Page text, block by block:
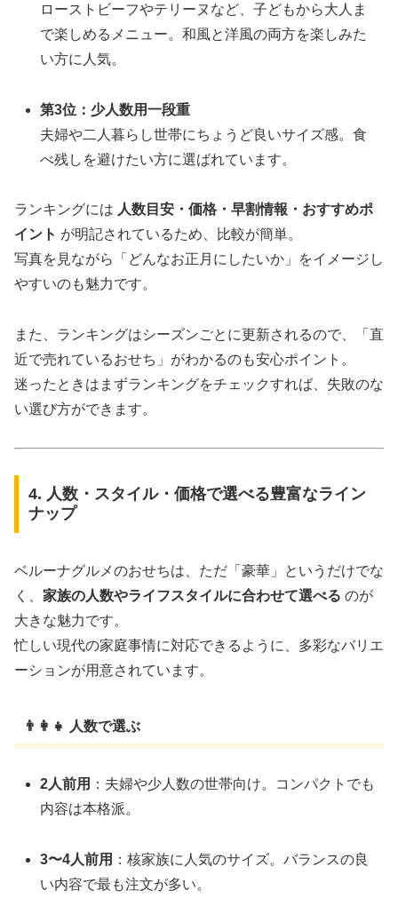
ローストビーフやテリーヌなど、子どもから大人ま
で楽しめるメニュー。和風と洋風の両方を楽しみた
い方に人気。
第3位：少人数用一段重
夫婦や二人暮らし世帯にちょうど良いサイズ感。食
べ残しを避けたい方に選ばれています。
ランキングには 人数目安・価格・早割情報・おすすめポ
イント が明記されているため、比較が簡単。
写真を見ながら「どんなお正月にしたいか」をイメージし
やすいのも魅力です。
また、ランキングはシーズンごとに更新されるので、「直
近で売れているおせち」がわかるのも安心ポイント。
迷ったときはまずランキングをチェックすれば、失敗のな
い選び方ができます。
4. 人数・スタイル・価格で選べる豊富なライン
ナップ
ベルーナグルメのおせちは、ただ「豪華」というだけでな
く、 家族の人数やライフスタイルに合わせて選べる のが
大きな魅力です。
忙しい現代の家庭事情に対応できるように、多彩なバリエ
ーションが用意されています。
👨‍👩‍👧 人数で選ぶ
2人前用 ：夫婦や少人数の世帯向け。コンパクトでも
内容は本格派。
3〜4人前用 ：核家族に人気のサイズ。バランスの良
い内容で最も注文が多い。